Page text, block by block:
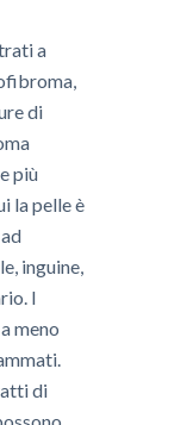
a
di
più
la pelle è
inguine,
I
meno
di